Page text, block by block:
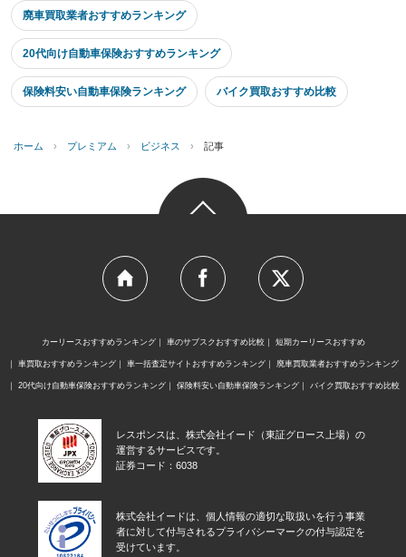
廃車買取業者おすすめランキング
20代向け自動車保険おすすめランキング
保険料安い自動車保険ランキング バイク買取おすすめ比較
ホーム › プレミアム › ビジネス › 記事
カーリースおすすめランキング 車のサブスクおすすめ比較 短期カーリースおすすめ
車買取おすすめランキング 車一括査定サイトおすすめランキング 廃車買取業者おすすめランキング
20代向け自動車保険おすすめランキング 保険料安い自動車保険ランキング バイク買取おすすめ比較
レスポンスは、株式会社イード（東証グロース上場）の
運営するサービスです。
証券コード：6038
株式会社イードは、個人情報の適切な取扱いを行う事業
者に対して付与されるプライバシーマークの付与認定を
受けています。